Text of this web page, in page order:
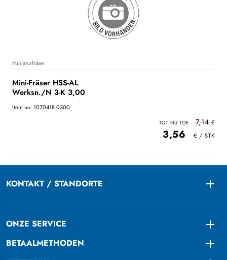
Miniaturfräser
Mini-Fräser HSS-AL
Werksn./N 3-K 3,00
Item no: 1070418.0300
7,14
3,56
KONTAKT / STANDORTE
ONZE SERVICE
BETAALMETHODEN